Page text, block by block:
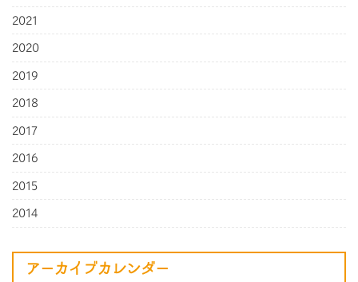
2021
2020
2019
2018
2017
2016
2015
2014
アーカイブカレンダー